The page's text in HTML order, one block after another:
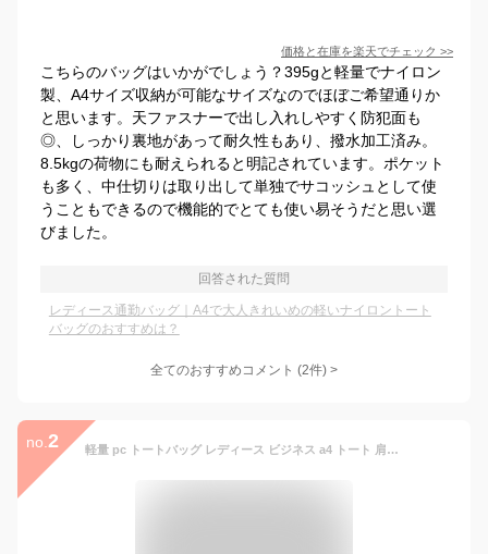
価格と在庫を楽天でチェック >>
こちらのバッグはいかがでしょう？395gと軽量でナイロン
製、A4サイズ収納が可能なサイズなのでほぼご希望通りか
と思います。天ファスナーで出し入れしやすく防犯面も
◎、しっかり裏地があって耐久性もあり、撥水加工済み。
8.5kgの荷物にも耐えられると明記されています。ポケット
も多く、中仕切りは取り出して単独でサコッシュとして使
うこともできるので機能的でとても使い易そうだと思い選
びました。
回答された質問
レディース通勤バッグ｜A4で大人きれいめの軽いナイロントート
バッグのおすすめは？
全てのおすすめコメント (2件) >
no. 2 軽量 pc トートバッグ レディース ビジネス a4 トート 肩掛け ビジネスバッグ ナイロン きれいめ 女性 人気 営業 通勤 軽い ノートパソコンが入る ブランド おしゃれ かわいい スーツに合う パソコンバッグ 底鋲 撥水 29006レディース・母の日・プレゼント